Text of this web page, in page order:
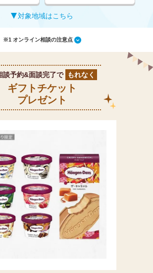
対象地域はこちら
※1 オンライン相談の注意点
談予約&面談完了で もれなく
ギフトチケット
プレゼント